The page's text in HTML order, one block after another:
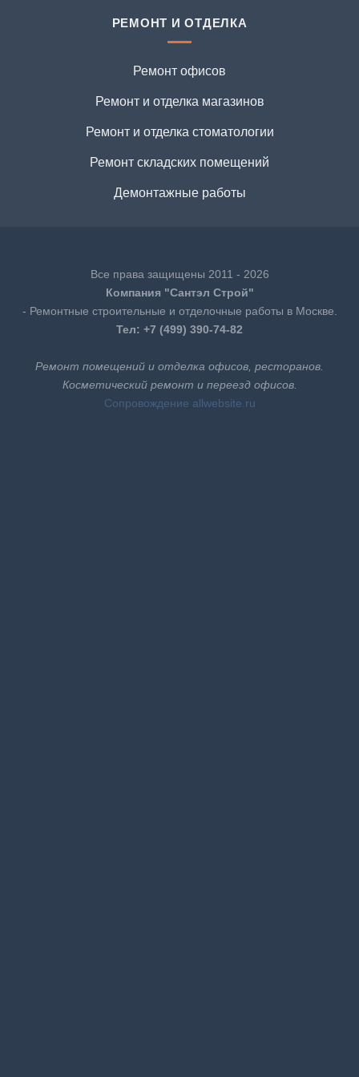
РЕМОНТ И ОТДЕЛКА
Ремонт офисов
Ремонт и отделка магазинов
Ремонт и отделка стоматологии
Ремонт складских помещений
Демонтажные работы
Все права защищены 2011 - 2026
Компания "Сантэл Строй"
- Ремонтные строительные и отделочные работы в Москве.
Тел: +7 (499) 390-74-82
Ремонт помещений и отделка офисов, ресторанов.
Косметический ремонт и переезд офисов.
Cопровождение allwebsite.ru